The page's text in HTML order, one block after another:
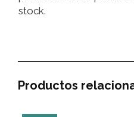
stock.
Productos